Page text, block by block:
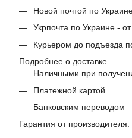
Новой почтой по
Укрпочта по Украине -
Курьером до подъезда
Подробнее о доставке
Наличными при
Платежной картой
Банковским переводом
Гарантия от производителя.